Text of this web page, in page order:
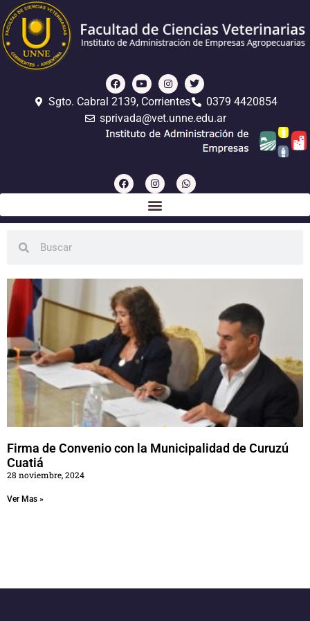
Sgto. Cabral 2139, Corrientes
0379 4420854
sprivada@vet.unne.edu.ar
Firma de Convenio con la Municipalidad de Curuzú
Cuatiá
28 noviembre, 2024
Ver Mas »